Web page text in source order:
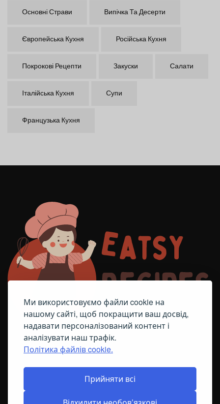
Ми використовуємо файли cookie на
нашому сайті, щоб покращити ваш досвід,
надавати персоналізований контент і
аналізувати наш трафік.
Політика файлів cookie.
Прийняти всі
Основні Страви Випічка Та Десерти
Європейська Кухня Російська Кухня
Покрокові Рецепти Закуски Салати
Італійська Кухня Супи
Французька Кухня
ПОЛІТИКА ЩОДО ФАЙЛІВ COOKIE